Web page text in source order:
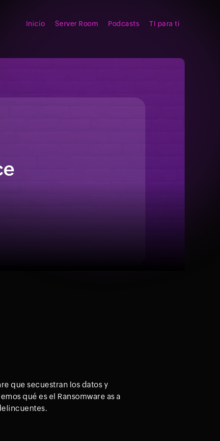
Inicio Server Room Podcasts TI para ti
que secuestran los datos y
qué es el Ransomware as a